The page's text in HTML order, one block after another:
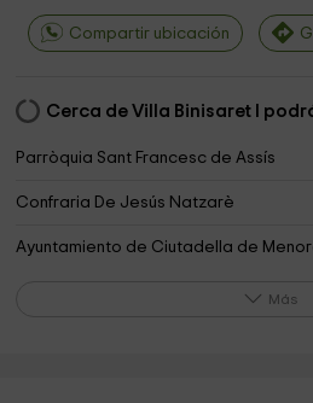
Compartir ubicación
Cerca de Villa Binisaret I
Parròquia Sant Francesc de Assís
Confraria De Jesús Natzarè
Ayuntamiento de Ciutadella de
Más